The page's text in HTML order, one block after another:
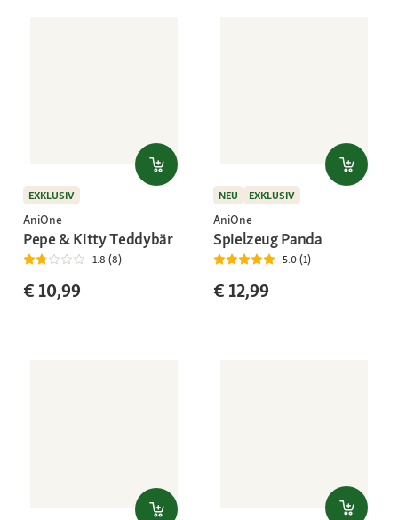
EXKLUSIV
AniOne
Pepe & Kitty Teddybär
1.8 (8)
€ 10,99
NEU EXKLUSIV
AniOne
Spielzeug Panda
5.0 (1)
€ 12,99